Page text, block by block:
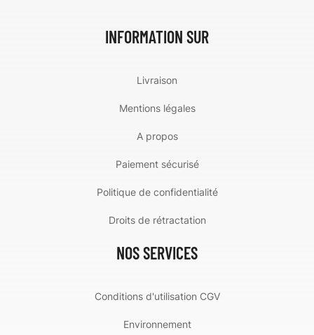
INFORMATION SUR
Livraison
Mentions légales
A propos
Paiement sécurisé
Politique de confidentialité
Droits de rétractation
NOS SERVICES
Conditions d'utilisation CGV
Environnement